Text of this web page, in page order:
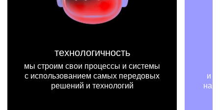
и системы
самых передовых
мы на конкретных
и примерах видим, как
нашей работы меняют